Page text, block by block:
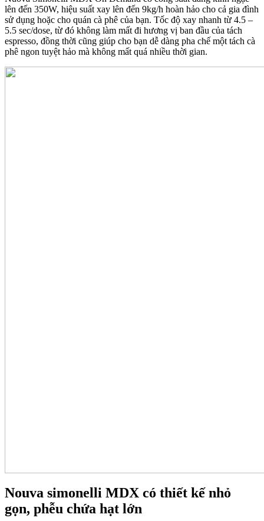
lên đến 350W, hiệu suất xay lên đến 9kg/h hoàn hảo cho cả gia đình
sử dụng hoặc cho quán cà phê của bạn. Tốc độ xay nhanh từ 4.5 –
5.5 sec/dose, từ đó không làm mất đi hương vị ban đầu của tách
espresso, đồng thời cũng giúp cho bạn dễ dàng pha chế một tách cà
phê ngon tuyệt hảo mà không mất quá nhiều thời gian.
Nouva simonelli MDX có thiết kế nhỏ
gọn, phễu chứa hạt lớn